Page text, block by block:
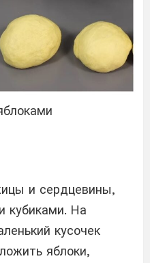
и сердцевины,
кубиками. На
кусочек
яблоки,